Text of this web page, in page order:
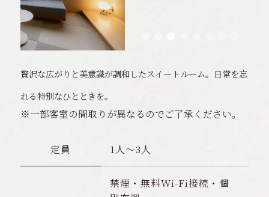
贅沢な広がりと美意識が調和したスイートルーム。日常を忘
れる特別なひとときを。
※一部客室の間取りが異なるのでご了承ください。
定員 1人〜3人
禁煙・無料Wi-Fi接続・個